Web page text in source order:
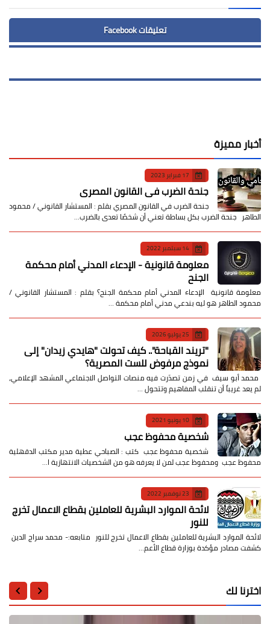
تعليقات Facebook
أخبار مميزة
17 فبراير 2023
جنحة الضرب في القانون المصري
جنحة الضرب في القانون المصري بقلم : المستشار القانوني / محمود
الطاهر جنحة الضرب بكل بساطة تعني أن شخصًا تعدى بالضرب…
14 سبتمبر 2022
معلومة قانونية - الإدعاء المدني أمام محكمة
الجنح
معلومة قانونية الإدعاء المدني أمام محكمة الجنح؟ بقلم : المستشار القانوني /
محمود الطاهر هو ليه بندعي مدني أمام محكمة …
25 يوليو 2026
​"تريند القباحة".. كيف تحولت "هايدي زيدان" إلى
نموذج مرفوض للست المصرية؟
​ محمد أبو سيف ​في زمن تصدّرت فيه منصات التواصل الاجتماعي المشهد الإعلامي،
لم يعد غريباً أن تنقلب المفاهيم وتتحول …
10 يونيو 2021
شخصية محفوظ عجب
شخصية محفوظ عجب كتب : الصباحي عطية مدير مكتب الدقهلية
محفوظ عجب ومحفوظ عجب لمن لا يعرفه هو من الشخصيات الانتهازية ا…
23 نوفمبر 2022
لائحة الموارد البشرية للعاملين بقطاع الاعمال تخرج
للنور
لائحة الموارد البشرية للعاملين بقطاع الاعمال تخرج للنور متابعه:- محمد سراج الدين
كشفت مصادر مؤكدة بوزارة قطاع الأعم…
اخترنا لك